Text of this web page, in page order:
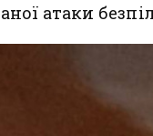
атаки